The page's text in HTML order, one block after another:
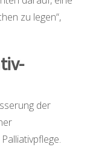
zu legen“,
der